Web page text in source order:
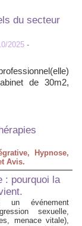
du secteur
2025 -
de 30m2,
Hypnose,
Avis.
: pourquoi la
un événement
sexuelle,
menace vitale),